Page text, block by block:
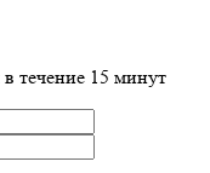
течение 15 минут